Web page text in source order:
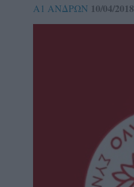
Α1 ΑΝΔΡΩΝ 10/04/2018